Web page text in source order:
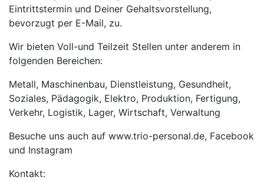
Eintrittstermin und Deiner Gehaltsvorstellung,
bevorzugt per E-Mail, zu.
Wir bieten Voll-und Teilzeit Stellen unter anderem in
folgenden Bereichen:
Metall, Maschinenbau, Dienstleistung, Gesundheit,
Soziales, Pädagogik, Elektro, Produktion, Fertigung,
Verkehr, Logistik, Lager, Wirtschaft, Verwaltung
Besuche uns auch auf www.trio-personal.de, Facebook
und Instagram
Kontakt: